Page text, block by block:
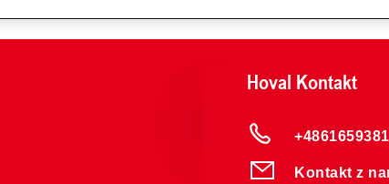
Hoval Kontakt
Kontakt z